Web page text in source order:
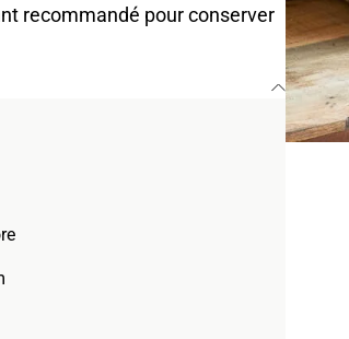
recommandé pour conserver